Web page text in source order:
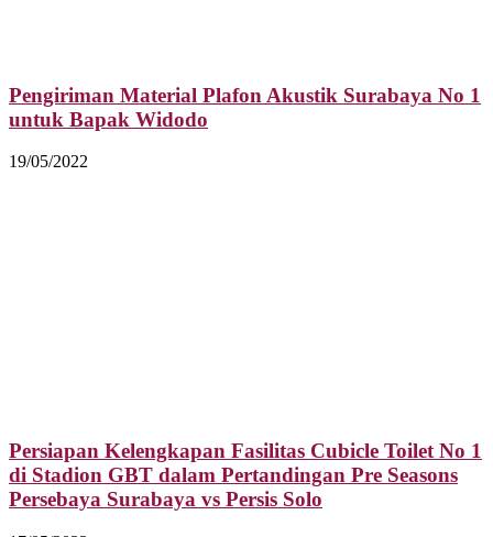
Pengiriman Material Plafon Akustik Surabaya No 1
untuk Bapak Widodo
19/05/2022
Persiapan Kelengkapan Fasilitas Cubicle Toilet No 1
di Stadion GBT dalam Pertandingan Pre Seasons
Persebaya Surabaya vs Persis Solo